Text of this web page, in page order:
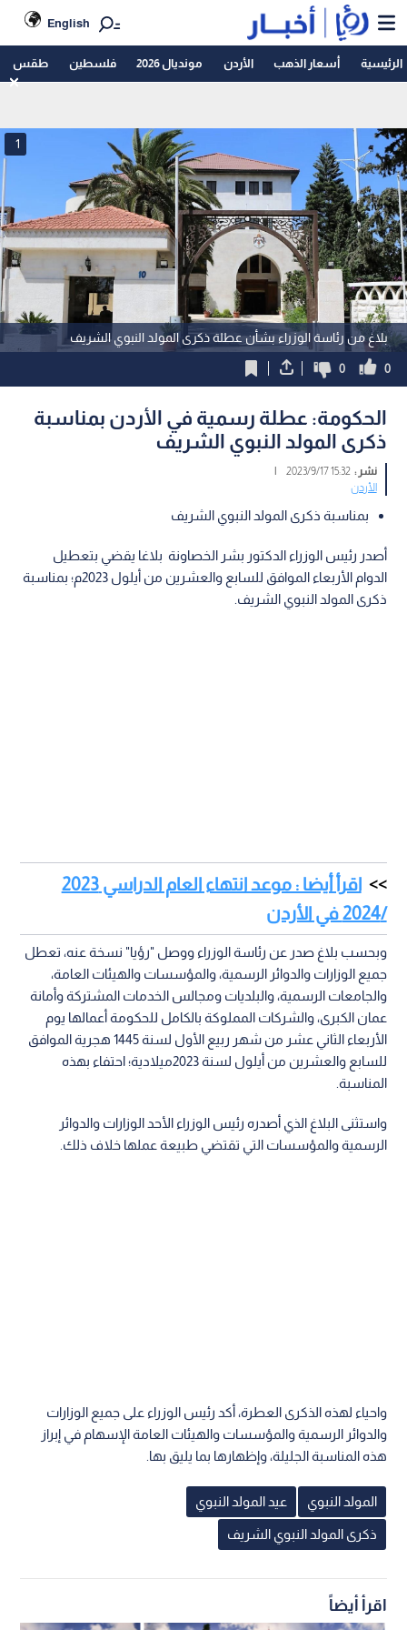
English
الرئيسية أسعار الذهب الأردن مونديال 2026 فلسطين طقس
بلاغ من رئاسة الوزراء بشأن عطلة ذكرى المولد النبوي الشريف
1
0
0
الحكومة: عطلة رسمية في الأردن بمناسبة
ذكرى المولد النبوي الشريف
نشر :15:32 2023/9/17
|
الأردن
بمناسبة ذكرى المولد النبوي الشريف
أصدر رئيس الوزراء الدكتور بشر الخصاونة بلاغا يقضي بتعطيل
الدوام الأربعاء الموافق للسابع والعشرين من أيلول 2023م؛ بمناسبة
ذكرى المولد النبوي الشريف.
اقرأ أيضا : موعد انتهاء العام الدراسي 2023
/2024 في الأردن
وبحسب بلاغ صدر عن رئاسة الوزراء ووصل "رؤيا" نسخة عنه، تعطل
جميع الوزارات والدوائر الرسمية، والمؤسسات والهيئات العامة،
والجامعات الرسمية، والبلديات ومجالس الخدمات المشتركة وأمانة
عمان الكبرى، والشركات المملوكة بالكامل للحكومة أعمالها يوم
الأربعاء الثاني عشر من شهر ربيع الأول لسنة 1445 هجرية الموافق
للسابع والعشرين من أيلول لسنة 2023ميلادية؛ احتفاء بهذه
المناسبة.
واستثنى البلاغ الذي أصدره رئيس الوزراء الأحد الوزارات والدوائر
الرسمية والمؤسسات التي تقتضي طبيعة عملها خلاف ذلك.
واحياء لهذه الذكرى العطرة، أكد رئيس الوزراء على جميع الوزارات
والدوائر الرسمية والمؤسسات والهيئات العامة الإسهام في إبراز
هذه المناسبة الجليلة، وإظهارها بما يليق بها.
المولد النبوي عيد المولد النبوي
ذكرى المولد النبوي الشريف
اقرأ أيضاً